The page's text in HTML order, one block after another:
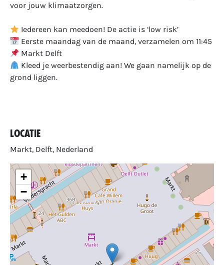
voor jouw klimaatzorgen.
Iedereen kan meedoen! De actie is ‘low risk’
Eerste maandag van de maand, verzamelen om 11:45
Markt Delft
Kleed je weerbestendig aan! We gaan namelijk op de
grond liggen.
Locatie
Markt, Delft, Nederland
+
−